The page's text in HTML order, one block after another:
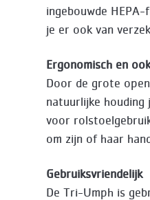
ingebouwde
je er ook van
Ergonomisch en
Door de grote
natuurlijke
voor
om zijn of haar
Gebruiksvriendelijk
De Tri-Umph is